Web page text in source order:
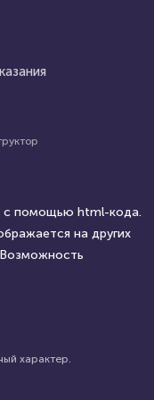
с помощью html-кода.
на других
Возможность
характер.